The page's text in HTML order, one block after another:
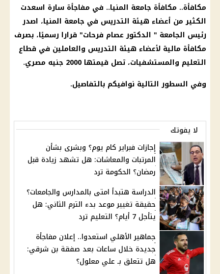
مكافأة.. مكافأة جامعة المنيا.. في مفاجأة سارة اسعدت
الكثير من أعضاء هيئة التدريس في جامعة المنيا، اصدر
رئيس الجامعة " الدكتور عصام فرحات" قرارا رسميًا، بصرف
مكافأة مالية لأعضاء هيئة التدريس والعاملين في قطاع
التعليم والمستشفيات، تصل قيمتها 2000 جنيه مصري.
وفي السطور التالية نوافيكم بالتفاصيل.
لا يفوتك
إجازات فبراير كام يوم؟ وبشرى بشأن
المرتبات والمعاشات: هل تشهد زيادة قبل
رمضان؟ الحكومة ترد
الدراسة هتبدأ امتى بالمدارس والجامعات؟
حقيقة تغيير موعد بدء الترم الثاني: هل
يتأجل 7 أيام؟ التعليم ترد
جماهير الأهلي استعدوا.. إعلان مفاجأة
جديدة خلال ساعات بعد صفقة بن شرقي:
هل تتعلق بـ علي معلول؟